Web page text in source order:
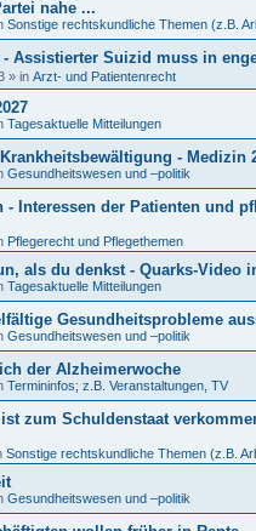
nahe ...
Sonstige rechtskundliche Themen (z.B.
Assistierter Suizid muss in
» in Arzt- und Patientenrecht
Tagesaktuelle Mitteilungen
- Medizin
Gesundheitswesen und –politik
- Interessen der Patienten und
Pflegerecht und Pflegethemen
als du denkst - Quarks-Video
Tagesaktuelle Mitteilungen
Gesundheitsprobleme
Gesundheitswesen und –politik
der Alzheimerwoche
Termininfos; z.B. Veranstaltungen, TV
zum Schuldenstaat
Sonstige rechtskundliche Themen (z.B.
Gesundheitswesen und –politik